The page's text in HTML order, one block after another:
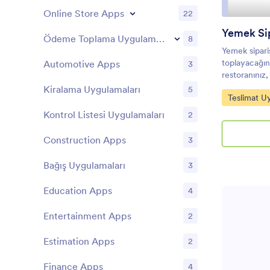
Yemek
kafeniz
online
uygulama
ödeme
tiplerini ve
Teslimat
Online Store Apps 22
Ödeme Toplama Uygulamaları 8
Automotive Apps 3
Kiralama Uygulamaları 5
Kontrol Listesi Uygulamaları 2
Construction Apps 3
Bağış Uygulamaları 3
Education Apps 4
Entertainment Apps 2
Estimation Apps 2
Finance Apps 4